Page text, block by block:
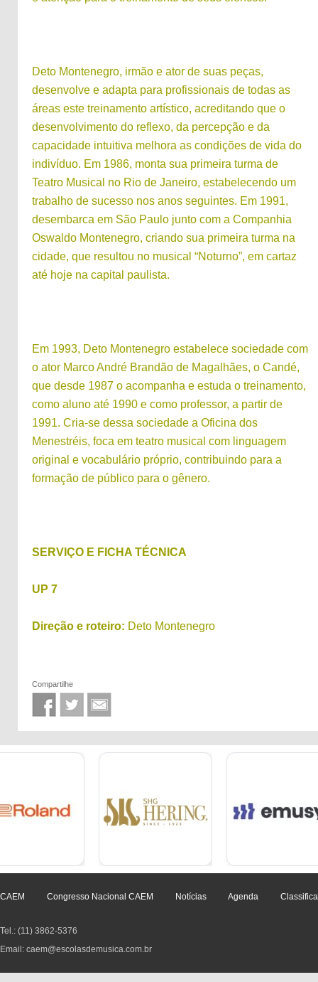
Deto Montenegro, irmão e ator de suas peças,
desenvolve e adapta para profissionais de todas as
áreas este treinamento artístico, acreditando que o
desenvolvimento do reflexo, da percepção e da
capacidade intuitiva melhora as condições de vida do
indivíduo. Em 1986, monta sua primeira turma de
Teatro Musical no Rio de Janeiro, estabelecendo um
trabalho de sucesso nos anos seguintes. Em 1991,
desembarca em São Paulo junto com a Companhia
Oswaldo Montenegro, criando sua primeira turma na
cidade, que resultou no musical “Noturno”, em cartaz
até hoje na capital paulista.
Em 1993, Deto Montenegro estabelece sociedade com
o ator Marco André Brandão de Magalhães, o Candé,
que desde 1987 o acompanha e estuda o treinamento,
como aluno até 1990 e como professor, a partir de
1991. Cria-se dessa sociedade a Oficina dos
Menestréis, foca em teatro musical com linguagem
original e vocabulário próprio, contribuindo para a
formação de público para o gênero.
SERVIÇO E FICHA TÉCNICA
UP 7
Direção e roteiro: Deto Montenegro
Compartilhe
CAEM Congresso Nacional CAEM Notícias Agenda
Tel.: (11) 3862-5376
Email: caem@escolasdemusica.com.br